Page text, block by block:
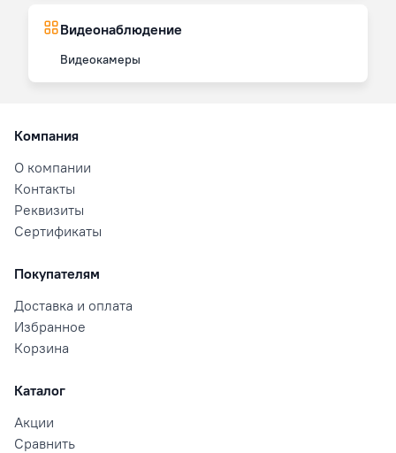
Видеонаблюдение
Видеокамеры
Компания
О компании
Контакты
Реквизиты
Сертификаты
Покупателям
Доставка и оплата
Избранное
Корзина
Каталог
Акции
Сравнить